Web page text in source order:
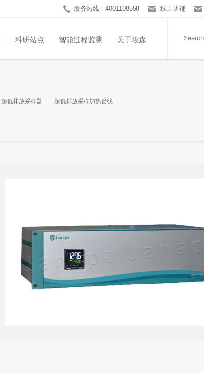
服务热线：4001108558 线上店铺
科研站点 智能过程监测 关于埃森
超低排放采样器 超低排放采样加热管线